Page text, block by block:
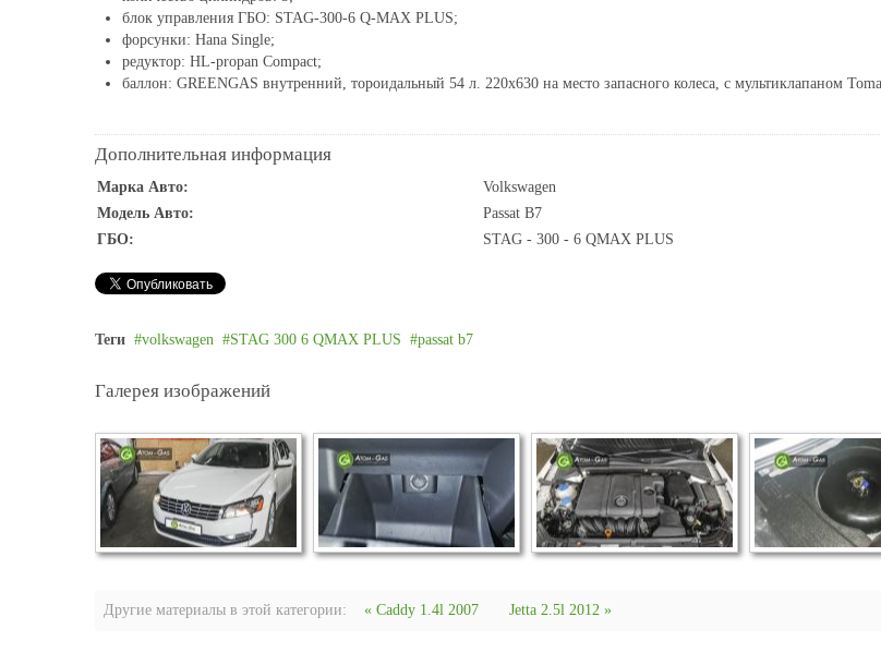
блок управления ГБО: STAG-300-6 Q-MAX PLUS;
форсунки: Hana Single;
редуктор: HL-propan Compact;
баллон: GREENGAS внутренний, тороидальный 54 л. 220х630 на место запасного колеса, с мультиклапаном
Дополнительная информация
Марка Авто:
Volkswagen
Модель Авто:
Passat B7
ГБО:
STAG - 300 - 6 QMAX PLUS
Теги volkswagen STAG 300 6 QMAX PLUS passat b7
Галерея изображений
Другие материалы в этой категории: « Caddy 1.4l 2007 Jetta 2.5l 2012 »